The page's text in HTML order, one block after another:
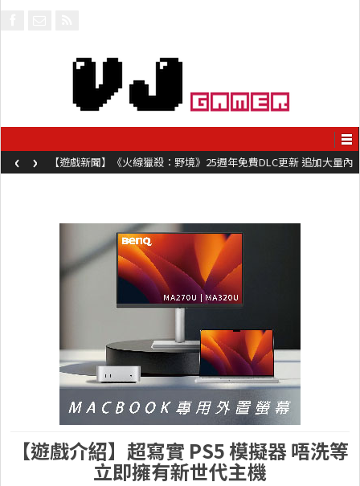
【遊戲新聞】《火線獵殺：野境》25週年免費DLC更新 追加大量內
容同時系舊作限時超平價折扣
‹ ›
【遊戲介紹】超寫實 PS5 模擬器 唔洗等
立即擁有新世代主機